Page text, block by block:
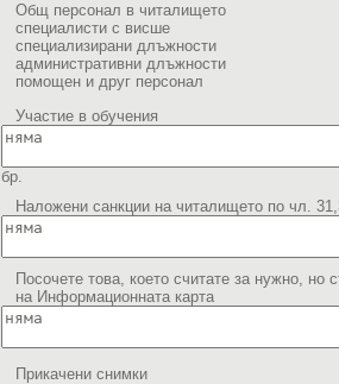
Общ персонал в читалището
специалисти с висше
специализирани длъжности
административни длъжности
помощен и друг персонал
Участие в обучения
бр.
Наложени санкции на читалището по чл.
Посочете това, което считате за нужно, но
на Информационната карта
Прикачени снимки